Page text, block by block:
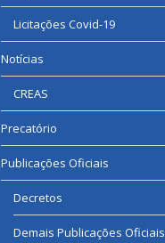
Licitações Covid-19
Notícias
CREAS
Precatório
Publicações Oficiais
Decretos
Demais Publicações Oficiais